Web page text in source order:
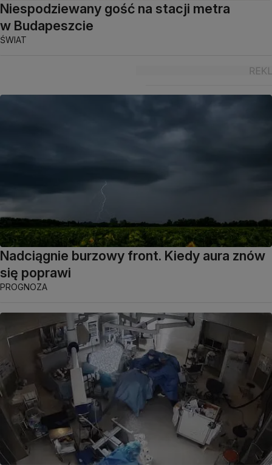
Niespodziewany gość na stacji metra
w Budapeszcie
ŚWIAT
Nadciągnie burzowy front. Kiedy aura znów
się poprawi
PROGNOZA